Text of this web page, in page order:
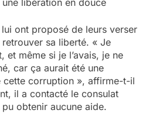
libération en douce
ont proposé de leurs verser
sa liberté. « Je
et même si je l’avais, je ne
car ça aurait été une
cette corruption », affirme-t-il
il a contacté le consulat
obtenir aucune aide.